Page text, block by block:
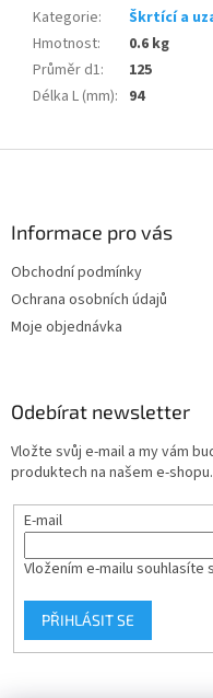
Kategorie:
Škrtící a
Hmotnost:
0.6 kg
Průměr d1:
125
Délka L (mm): 94
Informace pro vás
Obchodní podmínky
Ochrana osobních údajů
Moje objednávka
Odebírat newsletter
Vložte svůj e-mail a my vám
produktech na našem e-shopu.
E-mail
Vložením e-mailu souhlasíte s
PŘIHLÁSIT SE